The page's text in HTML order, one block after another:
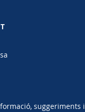
suggeriments i